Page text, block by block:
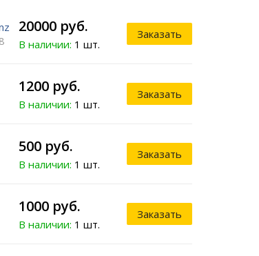
20000 руб.
В наличии: 1 шт.
Заказать
1200 руб.
В наличии: 1 шт.
Заказать
500 руб.
В наличии: 1 шт.
Заказать
1000 руб.
В наличии: 1 шт.
Заказать